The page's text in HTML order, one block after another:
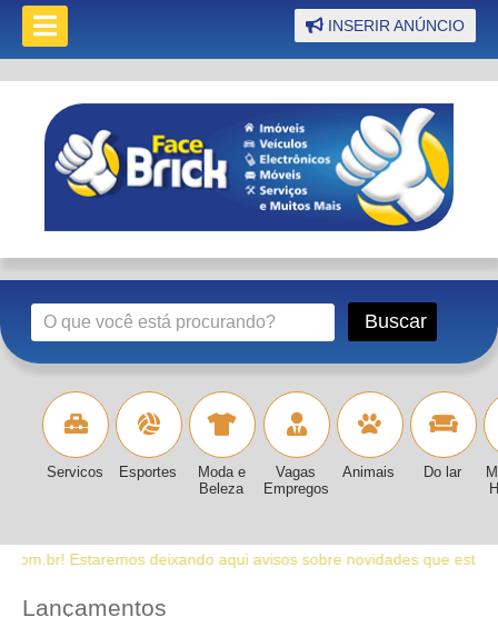
INSERIR ANÚNCIO
Servicos Esportes
Moda e
Beleza
Vagas
Empregos
Animais Do lar
avisos sobre novidades que estaremos lançando no site.
Lançamentos